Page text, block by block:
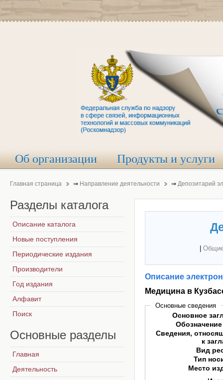
Об организации Продукты и услуги
Главная страница ⇒ Направление деятельности ⇒ Депозитарий
Описание
Медицина в
Основные сведения
Основное
Сведения,
к
Вид
Тип
Место
Разделы каталога
Описание каталога
Новые поступления
Периодические издания
Производители
Год издания
Алфавит
Поиск
Основные разделы
Главная
Деятельность